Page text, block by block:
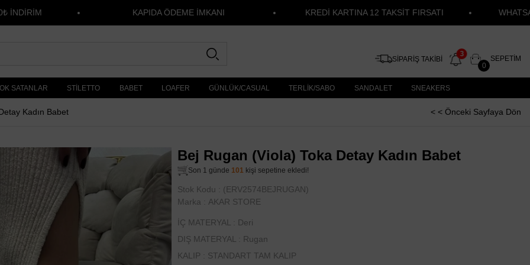
KAPIDA ÖDEME İMKANI KREDİ KARTINA 12 TAKSİT FIRSATI WHATSAPP
SİPARİŞ TAKİBİ
SEPETIM
0
SATANLAR STİLETTO BABET LOAFER GÜNLÜK/CASUAL TERLİK/SABO SANDALET SNEAKERS
Kadın Babet < < Önceki Sayfaya Dön
Bej Rugan (Viola) Toka Detay Kadın Babet
Son 1 günde 101kişi sepetine ekledi!
Stok Kodu
(ERV2574BEJRUGAN)
Marka
AKAR STORE
İÇ MATERYAL : Deri
DIŞ MATERYAL : Rugan
KALIP : STANDART TAM KALIP